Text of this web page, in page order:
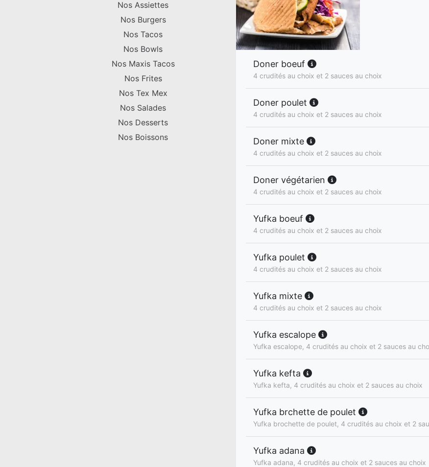
Nos Assiettes
Nos Burgers
Nos Tacos
Nos Bowls
Nos Maxis Tacos
Nos Frites
Nos Tex Mex
Nos Salades
Nos Desserts
Nos Boissons
Doner boeuf
4 crudités au choix et 2 sauces au choix
Doner poulet
4 crudités au choix et 2 sauces au choix
Doner mixte
4 crudités au choix et 2 sauces au choix
Doner végétarien
4 crudités au choix et 2 sauces au choix
Yufka boeuf
4 crudités au choix et 2 sauces au choix
Yufka poulet
4 crudités au choix et 2 sauces au choix
Yufka mixte
4 crudités au choix et 2 sauces au choix
Yufka escalope
Yufka escalope, 4 crudités au choix et 2 sauces au
Yufka kefta
Yufka kefta, 4 crudités au choix et 2 sauces au choix
Yufka brchette de poulet
Yufka brochette de poulet, 4 crudités au choix et 2
Yufka adana
Yufka adana, 4 crudités au choix et 2 sauces au choix